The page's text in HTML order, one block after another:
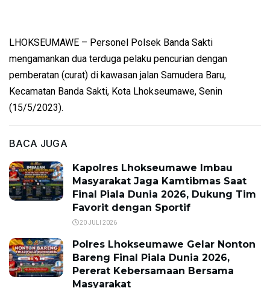
LHOKSEUMAWE – Personel Polsek Banda Sakti
mengamankan dua terduga pelaku pencurian dengan
pemberatan (curat) di kawasan jalan Samudera Baru,
Kecamatan Banda Sakti, Kota Lhokseumawe, Senin
(15/5/2023).
BACA JUGA
Kapolres Lhokseumawe Imbau
Masyarakat Jaga Kamtibmas Saat
Final Piala Dunia 2026, Dukung Tim
Favorit dengan Sportif
20 JULI 2026
Polres Lhokseumawe Gelar Nonton
Bareng Final Piala Dunia 2026,
Pererat Kebersamaan Bersama
Masyarakat